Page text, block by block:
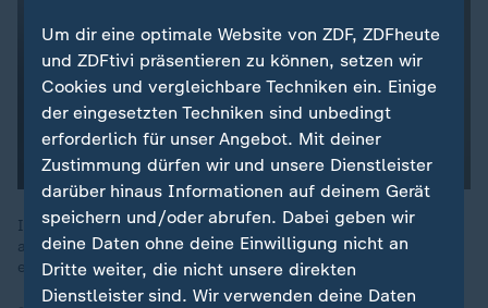
Immer mehr Menschen im Pflegeheim sind auf Sozialhilfe
angewiesen. Laut einer DAK-Studie könnte die Belastung ohne
eine Reform weiter steigen.
Um dir eine optimale Website von ZDF, ZDFheute
und ZDFtivi präsentieren zu können, setzen wir
Cookies und vergleichbare Techniken ein. Einige
der eingesetzten Techniken sind unbedingt
erforderlich für unser Angebot. Mit deiner
Zustimmung dürfen wir und unsere Dienstleister
darüber hinaus Informationen auf deinem Gerät
speichern und/oder abrufen. Dabei geben wir
deine Daten ohne deine Einwilligung nicht an
Dritte weiter, die nicht unsere direkten
Dienstleister sind. Wir verwenden deine Daten